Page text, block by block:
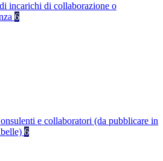
incarichi di collaborazione o
6
e collaboratori (da pubblicare in
6